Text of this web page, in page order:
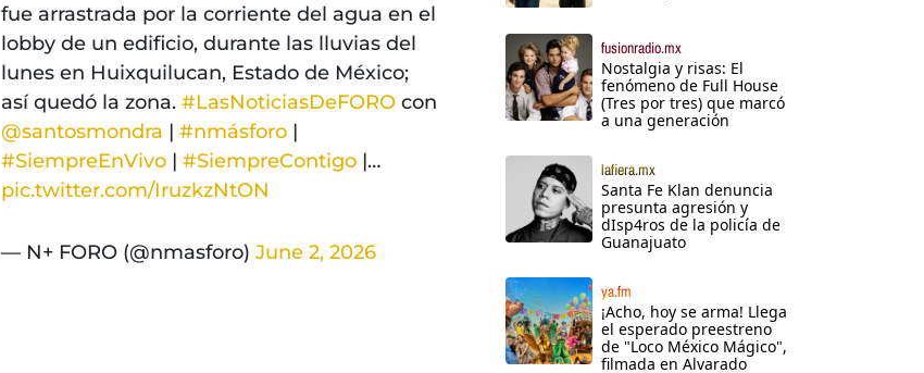
fue arrastrada por la corriente del agua en el
lobby de un edificio, durante las lluvias del
lunes en Huixquilucan, Estado de México;
así quedó la zona. #LasNoticiasDeFOROcon
@santosmondra | #nmásforo|
#SiempreEnVivo| #SiempreContigo|…
pic.twitter.com/IruzkzNtON
— N+ FORO (@nmasforo) June 2, 2026
fusionradio.mx
Nostalgia y risas: El
fenómeno de Full House
(Tres por tres) que marcó
a una generación
lafiera.mx
Santa Fe Klan denuncia
presunta agresión y
dIsp4ros de la policía de
Guanajuato
ya.fm
¡Acho, hoy se arma! Llega
el esperado preestreno
de "Loco México Mágico",
filmada en Alvarado